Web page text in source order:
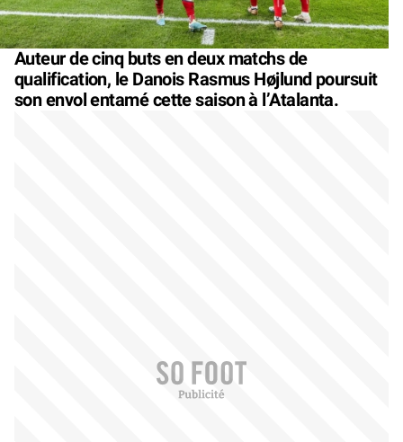
Auteur de cinq buts en deux matchs de
qualification, le Danois Rasmus Højlund poursuit
son envol entamé cette saison à l’Atalanta.